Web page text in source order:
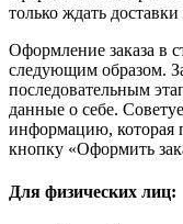
только ждать
Оформление заказа в
следующим образом.
последовательным
данные о себе.
информацию, которая
кнопку «Оформить
Для физических лиц: